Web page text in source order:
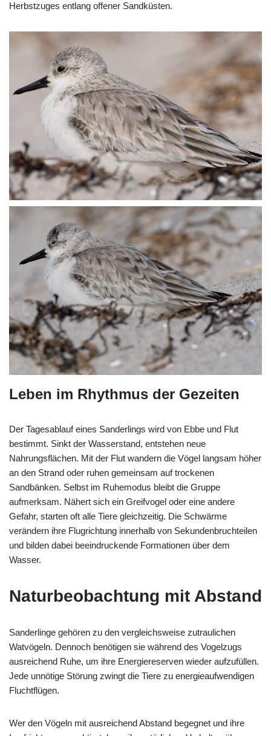
Herbstzuges entlang offener Sandküsten.
Leben im Rhythmus der Gezeiten
Der Tagesablauf eines Sanderlings wird von Ebbe und Flut
bestimmt. Sinkt der Wasserstand, entstehen neue
Nahrungsflächen. Mit der Flut wandern die Vögel langsam höher
an den Strand oder ruhen gemeinsam auf trockenen
Sandbänken. Selbst im Ruhemodus bleibt die Gruppe
aufmerksam. Nähert sich ein Greifvogel oder eine andere
Gefahr, starten oft alle Tiere gleichzeitig. Die Schwärme
verändern ihre Flugrichtung innerhalb von Sekundenbruchteilen
und bilden dabei beeindruckende Formationen über dem
Wasser.
Naturbeobachtung mit Abstand
Sanderlinge gehören zu den vergleichsweise zutraulichen
Watvögeln. Dennoch benötigen sie während des Vogelzugs
ausreichend Ruhe, um ihre Energiereserven wieder aufzufüllen.
Jede unnötige Störung zwingt die Tiere zu energieaufwendigen
Fluchtflügen.
Wer den Vögeln mit ausreichend Abstand begegnet und ihre